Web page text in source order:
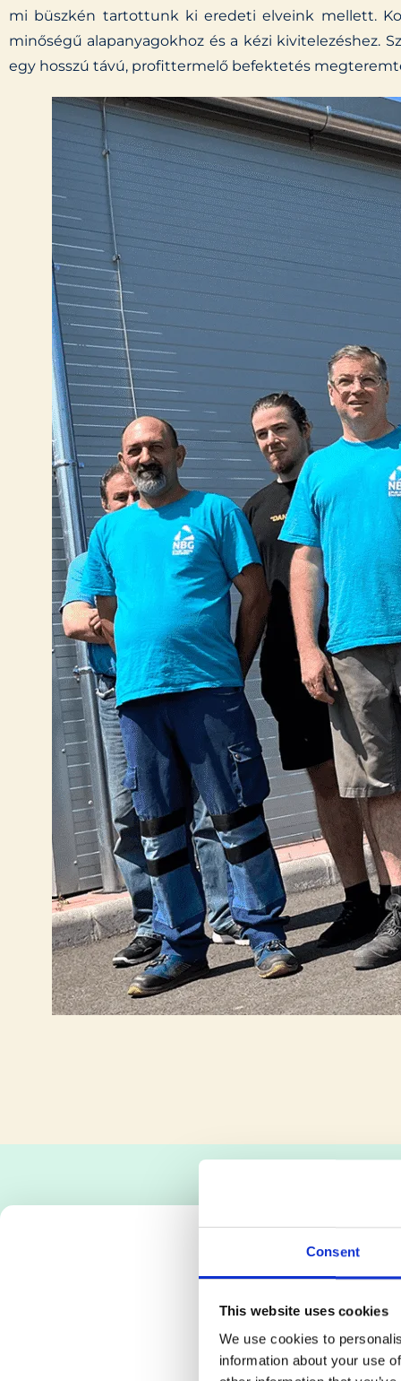
Consent
This website uses cookies
We use cookies to
information about your use
mi büszkén tartottunk ki eredeti elveink mellett.
minőségű alapanyagokhoz és a kézi kivitelezéshez.
egy hosszú távú, profittermelő befektetés